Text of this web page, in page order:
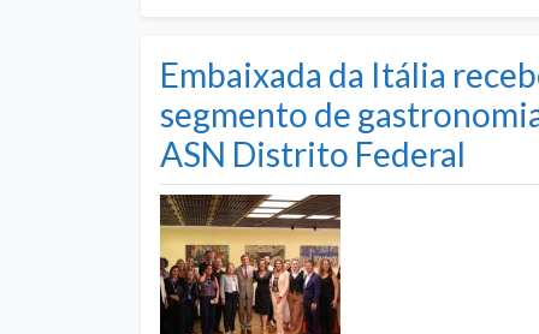
Embaixada da Itália
segmento de
ASN Distrito Federal